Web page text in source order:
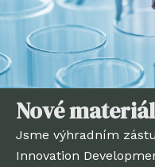
Nové
Jsme výhradním
Innovation